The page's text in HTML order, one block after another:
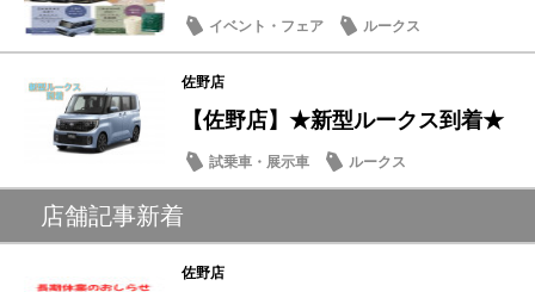
イベント・フェア ルークス
佐野店
【佐野店】★新型ルークス到着★
試乗車・展示車 ルークス
店舗記事新着
佐野店